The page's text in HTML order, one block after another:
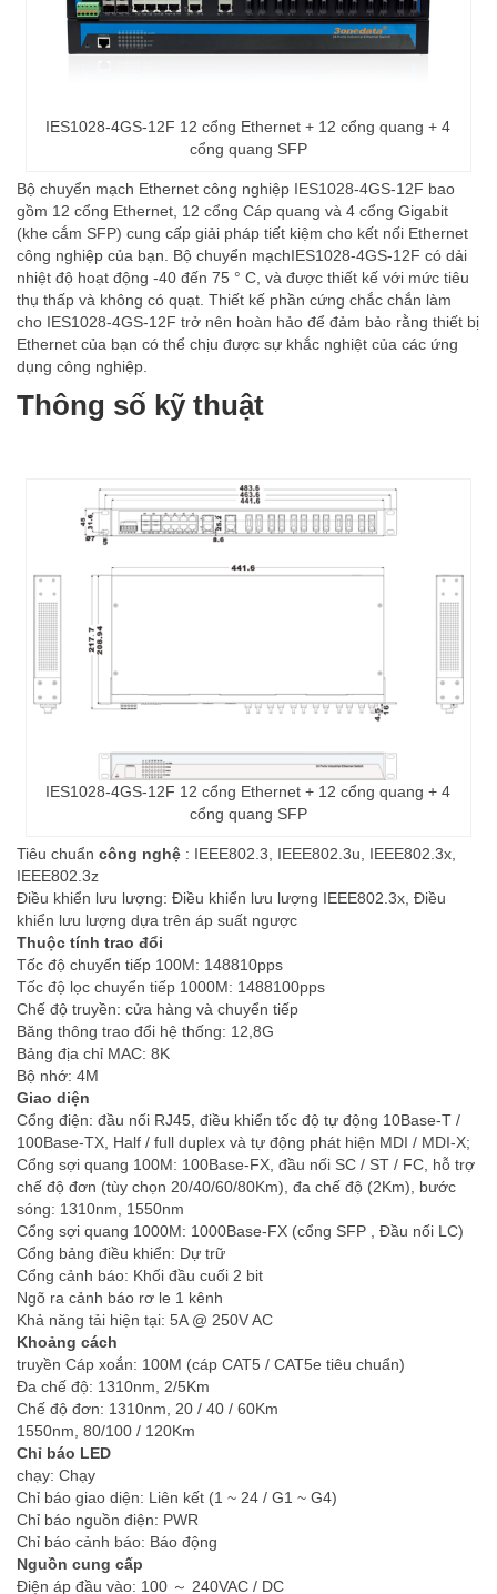
IES1028-4GS-12F 12 cổng Ethernet + 12 cổng quang + 4
cổng quang SFP
Bộ chuyển mạch Ethernet công nghiệp IES1028-4GS-12F bao
gồm 12 cổng Ethernet, 12 cổng Cáp quang và 4 cổng Gigabit
(khe cắm SFP) cung cấp giải pháp tiết kiệm cho kết nối Ethernet
công nghiệp của bạn. Bộ chuyển mạchIES1028-4GS-12F có dải
nhiệt độ hoạt động -40 đến 75 ° C, và được thiết kế với mức tiêu
thụ thấp và không có quạt. Thiết kế phần cứng chắc chắn làm
cho IES1028-4GS-12F trở nên hoàn hảo để đảm bảo rằng thiết bị
Ethernet của bạn có thể chịu được sự khắc nghiệt của các ứng
dụng công nghiệp.
Thông số kỹ thuật
IES1028-4GS-12F 12 cổng Ethernet + 12 cổng quang + 4
cổng quang SFP
Tiêu chuẩn công nghệ : IEEE802.3, IEEE802.3u, IEEE802.3x,
IEEE802.3z
Điều khiển lưu lượng: Điều khiển lưu lượng IEEE802.3x, Điều
khiển lưu lượng dựa trên áp suất ngược
Thuộc tính trao đổi
Tốc độ chuyển tiếp 100M: 148810pps
Tốc độ lọc chuyển tiếp 1000M: 1488100pps
Chế độ truyền: cửa hàng và chuyển tiếp
Băng thông trao đổi hệ thống: 12,8G
Bảng địa chỉ MAC: 8K
Bộ nhớ: 4M
Giao diện
Cổng điện: đầu nối RJ45, điều khiển tốc độ tự động 10Base-T /
100Base-TX, Half / full duplex và tự động phát hiện MDI / MDI-X;
Cổng sợi quang 100M: 100Base-FX, đầu nối SC / ST / FC, hỗ trợ
chế độ đơn (tùy chọn 20/40/60/80Km), đa chế độ (2Km), bước
sóng: 1310nm, 1550nm
Cổng sợi quang 1000M: 1000Base-FX (cổng SFP , Đầu nối LC)
Cổng bảng điều khiển: Dự trữ
Cổng cảnh báo: Khối đầu cuối 2 bit
Ngõ ra cảnh báo rơ le 1 kênh
Khả năng tải hiện tại: 5A @ 250V AC
Khoảng cách
truyền Cáp xoắn: 100M (cáp CAT5 / CAT5e tiêu chuẩn)
Đa chế độ: 1310nm, 2/5Km
Chế độ đơn: 1310nm, 20 / 40 / 60Km
1550nm, 80/100 / 120Km
Chỉ báo LED
chạy: Chạy
Chỉ báo giao diện: Liên kết (1 ~ 24 / G1 ~ G4)
Chỉ báo nguồn điện: PWR
Chỉ báo cảnh báo: Báo động
Nguồn cung cấp
Điện áp đầu vào: 100 ～ 240VAC / DC